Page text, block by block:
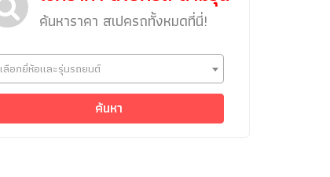
Concept Car
ค้นหาราคา สเปครถทั้งหมดที่นี่!
เลือกยี่ห้อและรุ่นรถยนต์
ค้นหา